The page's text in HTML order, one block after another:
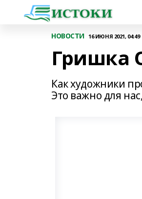
НОВОСТИ 16 ИЮНЯ 2021, 04:49
Гришка
Как художники
Это важно для